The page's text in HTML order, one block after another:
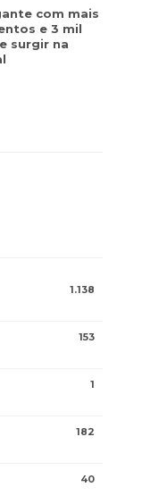
com mais
e 3 mil
surgir na
1.138
153
1
182
40